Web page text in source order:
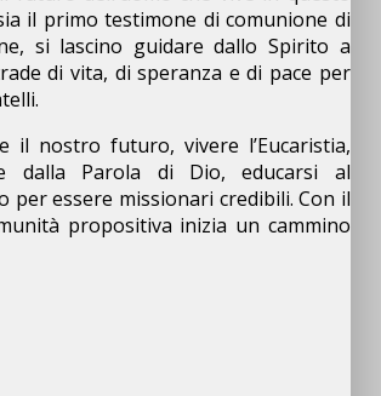
il primo testimone di comunione di
si lascino guidare dallo Spirito a
di vita, di speranza e di pace per
il nostro futuro, vivere l’Eucaristia,
dalla Parola di Dio, educarsi al
per essere missionari credibili. Con il
propositiva inizia un cammino